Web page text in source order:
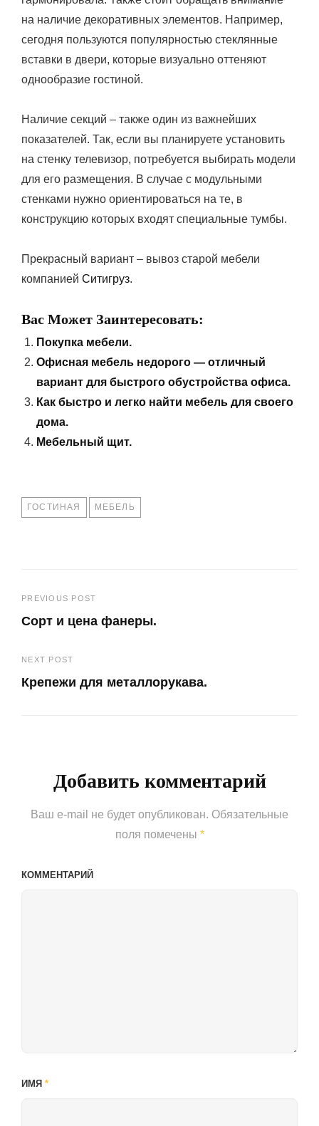
на наличие декоративных элементов. Например,
сегодня пользуются популярностью стеклянные
вставки в двери, которые визуально оттеняют
однообразие гостиной.
Наличие секций – также один из важнейших
показателей. Так, если вы планируете установить
на стенку телевизор, потребуется выбирать модели
для его размещения. В случае с модульными
стенками нужно ориентироваться на те, в
конструкцию которых входят специальные тумбы.
Прекрасный вариант – вывоз старой мебели
компанией Ситигруз.
Вас Может Заинтересовать:
Покупка мебели.
Офисная мебель недорого — отличный
вариант для быстрого обустройства офиса.
Как быстро и легко найти мебель для своего
дома.
Мебельный щит.
TAGS
ГОСТИНАЯ МЕБЕЛЬ
Навигация
по
записям
PREVIOUS POST
Сорт и цена фанеры.
Post
NEXT POST
Крепежи для металлорукава.
Добавить комментарий
Ваш e-mail не будет опубликован. Обязательные
поля помечены *
КОММЕНТАРИЙ
ИМЯ *